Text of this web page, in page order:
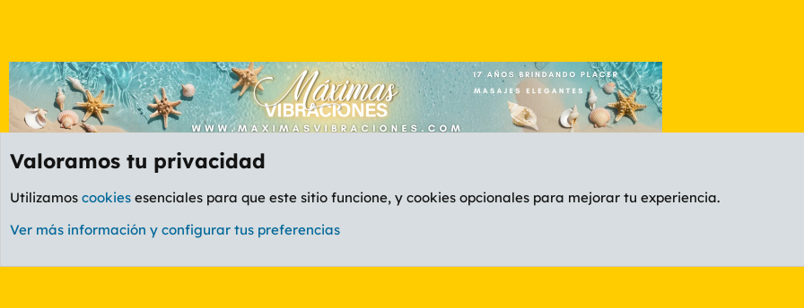
Foro General
Valoramos tu privacidad
Utilizamos cookies esenciales para que este sitio funcione, y cookies opcionales para mejorar tu experiencia.
Ver más información y configurar tus preferencias